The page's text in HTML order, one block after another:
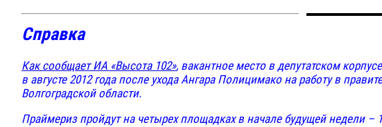
Справка
Как сообщает ИА «Высота 102», вакантное место в депутатском
в августе 2012 года после ухода Ангара Полицимако на работу в
Волгоградской области.
Праймериз пройдут на четырех площадках в начале будущей недели –